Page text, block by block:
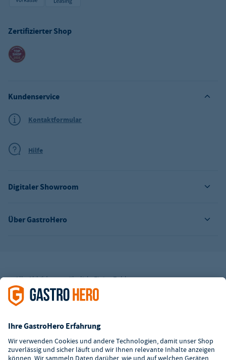
Zertifizierter Shop
Über GastroHero
Digitaler Showroom
Kundenservice
Kontaktformular
Hilfe
Alle Abbildungen ähnlich. Einige Zahlungsarten
könnenZusatzkostenverursachen.
² Unverbindl. Preisempfehlung des Herstellers
i.H.v. 7,90€ (zzgl. Mwst.)
**Die Tiefpreisgarantie ist nicht mit anderen Aktionen oder
Rabatten kombinierbar.